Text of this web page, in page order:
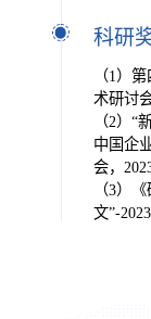
科研
（1）
术研讨
（2）“
中国企
会，
（3）
文”-